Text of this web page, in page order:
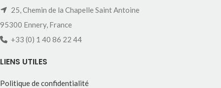
25, Chemin de la Chapelle Saint Antoine
95300 Ennery, France
+33 (0) 1 40 86 22 44
LIENS UTILES
Politique de confidentialité